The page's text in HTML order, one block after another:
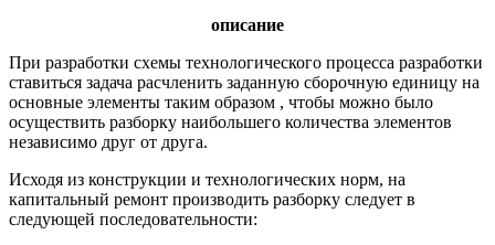
описание
При разработки схемы технологического процесса разработки
ставиться задача расчленить заданную сборочную единицу на
основные элементы таким образом , чтобы можно было
осуществить разборку наибольшего количества элементов
независимо друг от друга.
Исходя из конструкции и технологических норм, на
капитальный ремонт производить разборку следует в
следующей последовательности: